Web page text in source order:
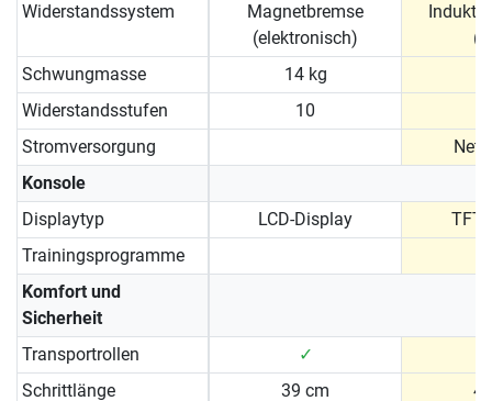
Widerstandssystem
Magnetbremse
(elektronisch)
Schwungmasse
14 kg
Widerstandsstufen
10
Stromversorgung
Konsole
Displaytyp
LCD-Display
Trainingsprogramme
Komfort und
Sicherheit
Transportrollen
✓
Schrittlänge
39 cm